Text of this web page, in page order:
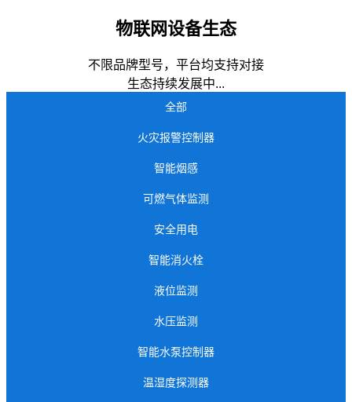
物联网设备生态
不限品牌型号，平台均支持对接
生态持续发展中...
全部
火灾报警控制器
智能烟感
可燃气体监测
安全用电
智能消火栓
液位监测
水压监测
智能水泵控制器
温湿度探测器